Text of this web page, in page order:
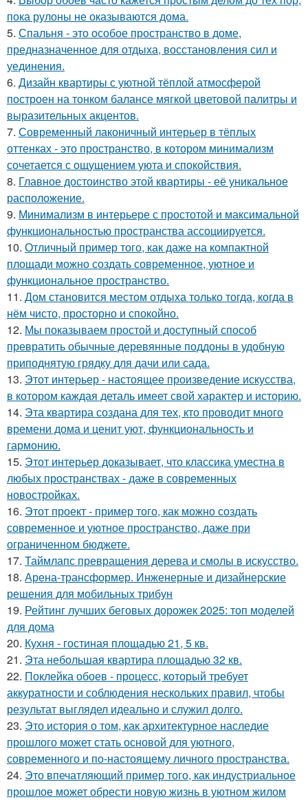
пока рулоны не оказываются дома.
5. Спальня - это особое пространство в доме,
предназначенное для отдыха, восстановления сил и
уединения.
6. Дизайн квартиры с уютной тёплой атмосферой
построен на тонком балансе мягкой цветовой палитры и
выразительных акцентов.
7. Современный лаконичный интерьер в тёплых
оттенках - это пространство, в котором минимализм
сочетается с ощущением уюта и спокойствия.
8. Главное достоинство этой квартиры - её уникальное
расположение.
9. Минимализм в интерьере с простотой и максимальной
функциональностью пространства ассоциируется.
10. Отличный пример того, как даже на компактной
площади можно создать современное, уютное и
функциональное пространство.
11. Дом становится местом отдыха только тогда, когда в
нём чисто, просторно и спокойно.
12. Мы показываем простой и доступный способ
превратить обычные деревянные поддоны в удобную
приподнятую грядку для дачи или сада.
13. Этот интерьер - настоящее произведение искусства,
в котором каждая деталь имеет свой характер и историю.
14. Эта квартира создана для тех, кто проводит много
времени дома и ценит уют, функциональность и
гармонию.
15. Этот интерьер доказывает, что классика уместна в
любых пространствах - даже в современных
новостройках.
16. Этот проект - пример того, как можно создать
современное и уютное пространство, даже при
ограниченном бюджете.
17. Таймлапс превращения дерева и смолы в искусство.
18. Арена-трансформер. Инженерные и дизайнерские
решения для мобильных трибун
19. Рейтинг лучших беговых дорожек 2025: топ моделей
для дома
20. Кухня - гостиная площадью 21, 5 кв.
21. Эта небольшая квартира площадью 32 кв.
22. Поклейка обоев - процесс, который требует
аккуратности и соблюдения нескольких правил, чтобы
результат выглядел идеально и служил долго.
23. Это история о том, как архитектурное наследие
прошлого может стать основой для уютного,
современного и по-настоящему личного пространства.
24. Это впечатляющий пример того, как индустриальное
прошлое может обрести новую жизнь в уютном жилом